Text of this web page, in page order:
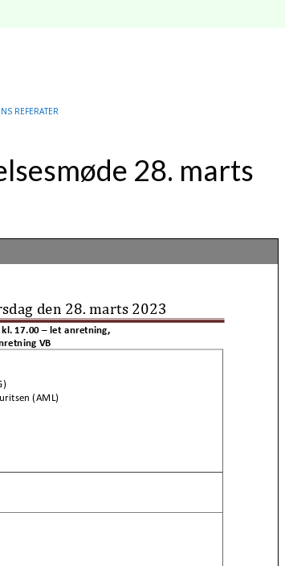
REFERATER
28. marts